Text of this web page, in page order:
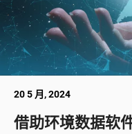
20 5 月, 2024
借助环境数据软